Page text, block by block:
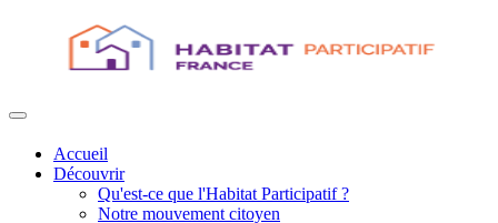
Accueil
Découvrir
Qu'est-ce que l'Habitat Participatif ?
Notre mouvement citoyen